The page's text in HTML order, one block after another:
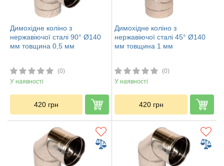
Димохідне коліно з
нержавіючої сталі 90° Ø140
мм товщина 0,5 мм
(0)
У наявності
420 грн
Димохідне коліно з
нержавіючої сталі 45° Ø140
мм товщина 1 мм
(0)
У наявності
420 грн